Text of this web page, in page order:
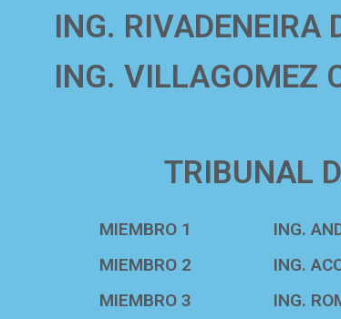
ING. RIVADENEIRA
ING. VILLAGOMEZ
TRIBUNAL
MIEMBRO 1
MIEMBRO 2
MIEMBRO 3
ING.
ING.
ING.